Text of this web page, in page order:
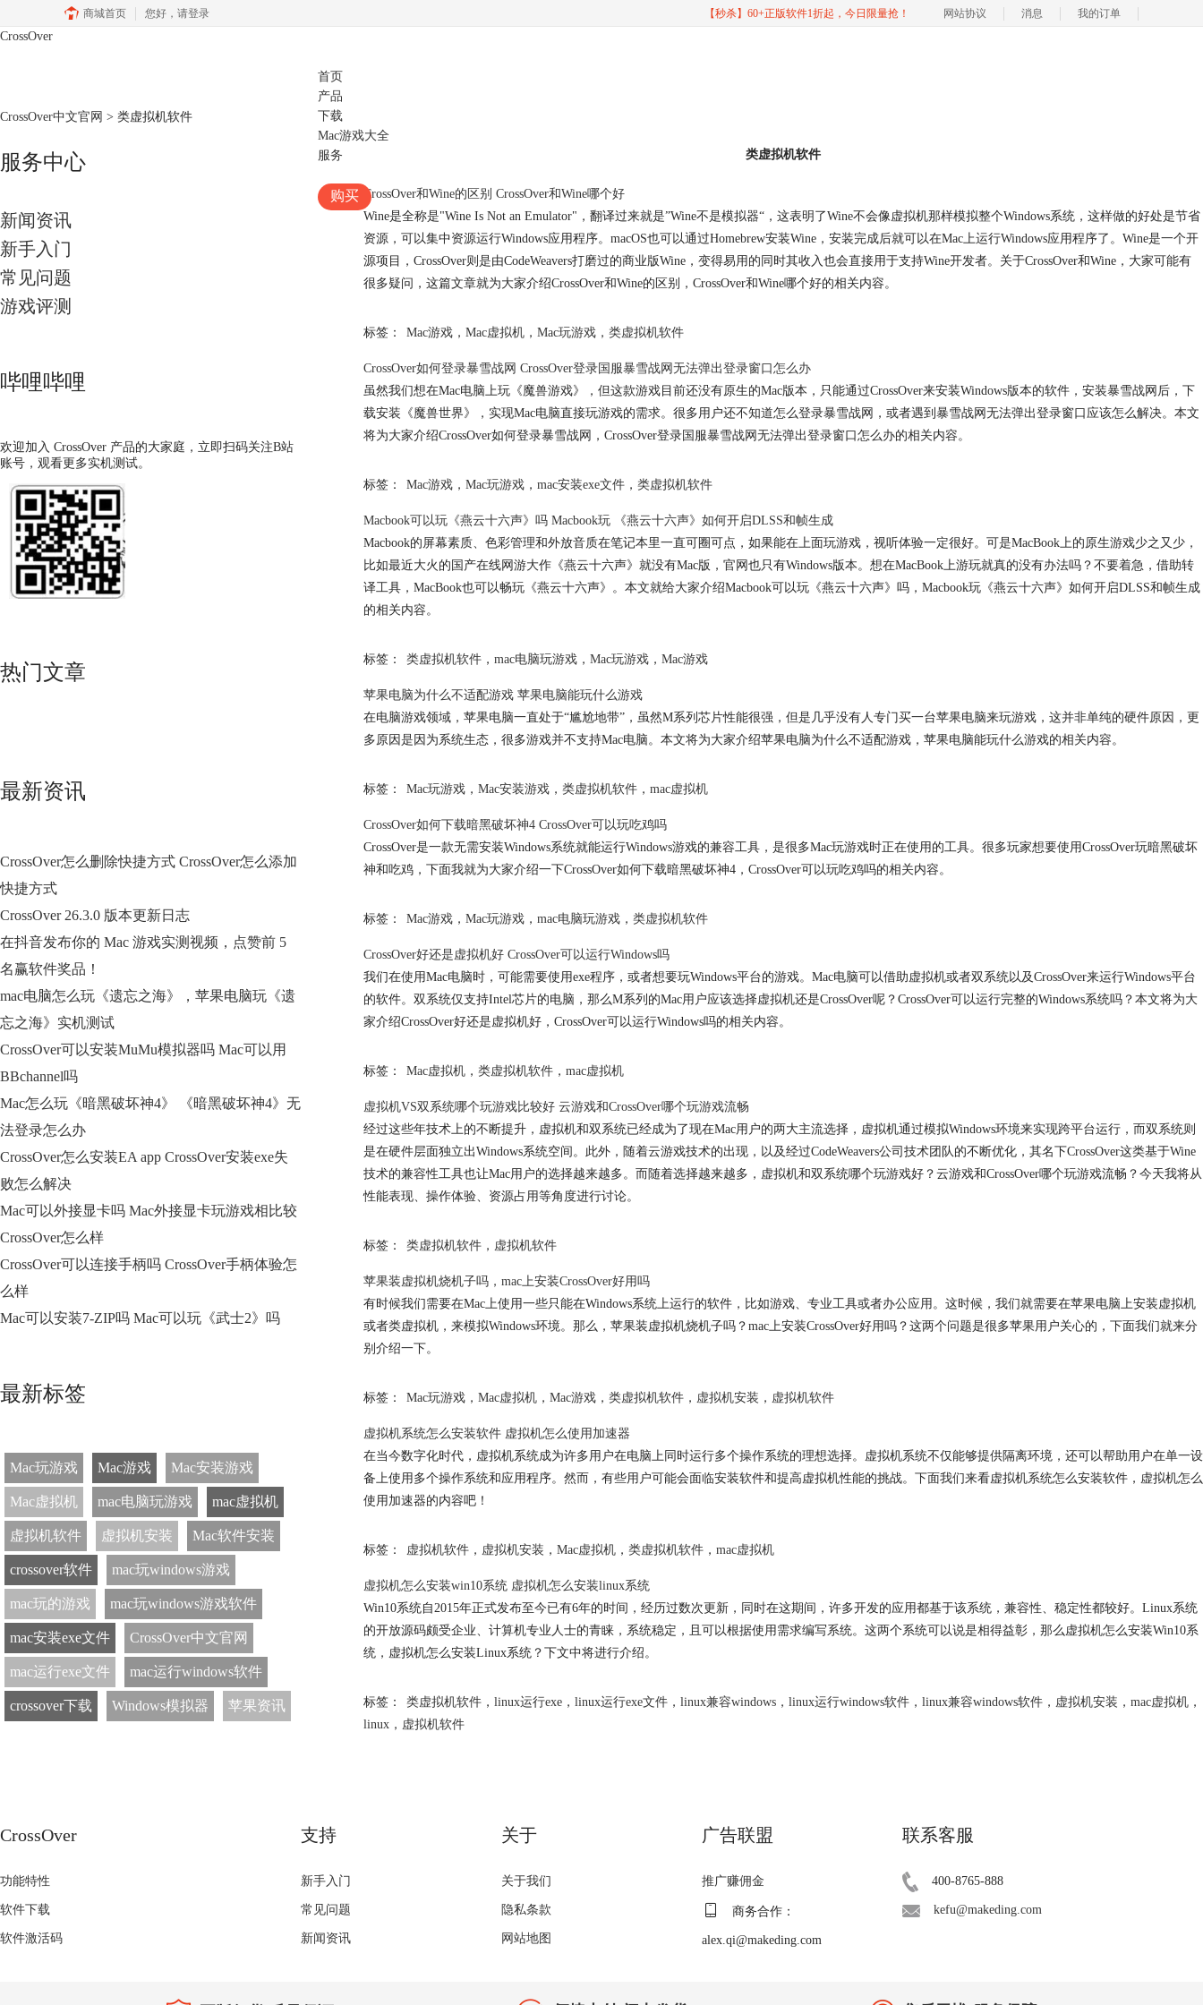
商城首页 您好， 请登录 【秒杀】60+正版软件1折起，今日限量抢！ 网站协议 消息 我的订单
CrossOver
首页
产品
下载
Mac游戏大全
服务
购买
CrossOver中文官网 > 类虚拟机软件
服务中心
新闻资讯
新手入门
常见问题
游戏评测
哔哩哔哩
欢迎加入 CrossOver 产品的大家庭，立即扫码关注B站
账号，观看更多实机测试。
热门文章
最新资讯
CrossOver怎么删除快捷方式 CrossOver怎么添加
快捷方式
CrossOver 26.3.0 版本更新日志
在抖音发布你的 Mac 游戏实测视频，点赞前 5
名赢软件奖品！
mac电脑怎么玩《遗忘之海》，苹果电脑玩《遗
忘之海》实机测试
CrossOver可以安装MuMu模拟器吗 Mac可以用
BBchannel吗
Mac怎么玩《暗黑破坏神4》 《暗黑破坏神4》无
法登录怎么办
CrossOver怎么安装EA app CrossOver安装exe失
败怎么解决
Mac可以外接显卡吗 Mac外接显卡玩游戏相比较
CrossOver怎么样
CrossOver可以连接手柄吗 CrossOver手柄体验怎
么样
Mac可以安装7-ZIP吗 Mac可以玩《武士2》吗
最新标签
Mac玩游戏 Mac游戏 Mac安装游戏
Mac虚拟机 mac电脑玩游戏 mac虚拟机
虚拟机软件 虚拟机安装 Mac软件安装
crossover软件 mac玩windows游戏
mac玩的游戏 mac玩windows游戏软件
mac安装exe文件 CrossOver中文官网
mac运行exe文件 mac运行windows软件
crossover下载 Windows模拟器 苹果资讯
类虚拟机软件
CrossOver和Wine的区别 CrossOver和Wine哪个好
Wine是全称是"Wine Is Not an Emulator"，翻译过来就是”Wine不是模拟器“，这表明了Wine不会像虚拟机那样模拟整个Windows系统，这样做的好处是节省
资源，可以集中资源运行Windows应用程序。macOS也可以通过Homebrew安装Wine，安装完成后就可以在Mac上运行Windows应用程序了。Wine是一个开
源项目，CrossOver则是由CodeWeavers打磨过的商业版Wine，变得易用的同时其收入也会直接用于支持Wine开发者。关于CrossOver和Wine，大家可能有
很多疑问，这篇文章就为大家介绍CrossOver和Wine的区别，CrossOver和Wine哪个好的相关内容。
标签： Mac游戏 ， Mac虚拟机 ， Mac玩游戏 ， 类虚拟机软件
CrossOver如何登录暴雪战网 CrossOver登录国服暴雪战网无法弹出登录窗口怎么办
虽然我们想在Mac电脑上玩《魔兽游戏》，但这款游戏目前还没有原生的Mac版本，只能通过CrossOver来安装Windows版本的软件，安装暴雪战网后，下
载安装《魔兽世界》，实现Mac电脑直接玩游戏的需求。很多用户还不知道怎么登录暴雪战网，或者遇到暴雪战网无法弹出登录窗口应该怎么解决。本文
将为大家介绍CrossOver如何登录暴雪战网，CrossOver登录国服暴雪战网无法弹出登录窗口怎么办的相关内容。
标签： Mac游戏 ， Mac玩游戏 ， mac安装exe文件 ， 类虚拟机软件
Macbook可以玩《燕云十六声》吗 Macbook玩 《燕云十六声》如何开启DLSS和帧生成
Macbook的屏幕素质、色彩管理和外放音质在笔记本里一直可圈可点，如果能在上面玩游戏，视听体验一定很好。可是MacBook上的原生游戏少之又少，
比如最近大火的国产在线网游大作《燕云十六声》就没有Mac版，官网也只有Windows版本。想在MacBook上游玩就真的没有办法吗？不要着急，借助转
译工具，MacBook也可以畅玩《燕云十六声》。本文就给大家介绍Macbook可以玩《燕云十六声》吗，Macbook玩《燕云十六声》如何开启DLSS和帧生成
的相关内容。
标签： 类虚拟机软件 ， mac电脑玩游戏 ， Mac玩游戏 ， Mac游戏
苹果电脑为什么不适配游戏 苹果电脑能玩什么游戏
在电脑游戏领域，苹果电脑一直处于“尴尬地带”，虽然M系列芯片性能很强，但是几乎没有人专门买一台苹果电脑来玩游戏，这并非单纯的硬件原因，更
多原因是因为系统生态，很多游戏并不支持Mac电脑。本文将为大家介绍苹果电脑为什么不适配游戏，苹果电脑能玩什么游戏的相关内容。
标签： Mac玩游戏 ， Mac安装游戏 ， 类虚拟机软件 ， mac虚拟机
CrossOver如何下载暗黑破坏神4 CrossOver可以玩吃鸡吗
CrossOver是一款无需安装Windows系统就能运行Windows游戏的兼容工具，是很多Mac玩游戏时正在使用的工具。很多玩家想要使用CrossOver玩暗黑破坏
神和吃鸡，下面我就为大家介绍一下CrossOver如何下载暗黑破坏神4，CrossOver可以玩吃鸡吗的相关内容。
标签： Mac游戏 ， Mac玩游戏 ， mac电脑玩游戏 ， 类虚拟机软件
CrossOver好还是虚拟机好 CrossOver可以运行Windows吗
我们在使用Mac电脑时，可能需要使用exe程序，或者想要玩Windows平台的游戏。Mac电脑可以借助虚拟机或者双系统以及CrossOver来运行Windows平台
的软件。双系统仅支持Intel芯片的电脑，那么M系列的Mac用户应该选择虚拟机还是CrossOver呢？CrossOver可以运行完整的Windows系统吗？本文将为大
家介绍CrossOver好还是虚拟机好，CrossOver可以运行Windows吗的相关内容。
标签： Mac虚拟机 ， 类虚拟机软件 ， mac虚拟机
虚拟机VS双系统哪个玩游戏比较好 云游戏和CrossOver哪个玩游戏流畅
经过这些年技术上的不断提升，虚拟机和双系统已经成为了现在Mac用户的两大主流选择，虚拟机通过模拟Windows环境来实现跨平台运行，而双系统则
是在硬件层面独立出Windows系统空间。此外，随着云游戏技术的出现，以及经过CodeWeavers公司技术团队的不断优化，其名下CrossOver这类基于Wine
技术的兼容性工具也让Mac用户的选择越来越多。而随着选择越来越多，虚拟机和双系统哪个玩游戏好？云游戏和CrossOver哪个玩游戏流畅？今天我将从
性能表现、操作体验、资源占用等角度进行讨论。
标签： 类虚拟机软件 ， 虚拟机软件
苹果装虚拟机烧机子吗，mac上安装CrossOver好用吗
有时候我们需要在Mac上使用一些只能在Windows系统上运行的软件，比如游戏、专业工具或者办公应用。这时候，我们就需要在苹果电脑上安装虚拟机
或者类虚拟机，来模拟Windows环境。那么，苹果装虚拟机烧机子吗？mac上安装CrossOver好用吗？这两个问题是很多苹果用户关心的，下面我们就来分
别介绍一下。
标签： Mac玩游戏 ， Mac虚拟机 ， Mac游戏 ， 类虚拟机软件 ， 虚拟机安装 ， 虚拟机软件
虚拟机系统怎么安装软件 虚拟机怎么使用加速器
在当今数字化时代，虚拟机系统成为许多用户在电脑上同时运行多个操作系统的理想选择。虚拟机系统不仅能够提供隔离环境，还可以帮助用户在单一设
备上使用多个操作系统和应用程序。然而，有些用户可能会面临安装软件和提高虚拟机性能的挑战。下面我们来看虚拟机系统怎么安装软件，虚拟机怎么
使用加速器的内容吧！
标签： 虚拟机软件 ， 虚拟机安装 ， Mac虚拟机 ， 类虚拟机软件 ， mac虚拟机
虚拟机怎么安装win10系统 虚拟机怎么安装linux系统
Win10系统自2015年正式发布至今已有6年的时间，经历过数次更新，同时在这期间，许多开发的应用都基于该系统，兼容性、稳定性都较好。Linux系统
的开放源码颇受企业、计算机专业人士的青睐，系统稳定，且可以根据使用需求编写系统。这两个系统可以说是相得益彰，那么虚拟机怎么安装Win10系
统，虚拟机怎么安装Linux系统？下文中将进行介绍。
标签： 类虚拟机软件 ， linux运行exe ， linux运行exe文件 ， linux兼容windows ， linux运行windows软件 ， linux兼容windows软件 ， 虚拟机安装 ， mac虚拟机 ，
linux ， 虚拟机软件
CrossOver
功能特性
软件下载
软件激活码
支持
新手入门
常见问题
新闻资讯
关于
关于我们
隐私条款
网站地图
广告联盟
推广赚佣金
商务合作：
alex.qi@makeding.com
联系客服
400-8765-888
kefu@makeding.com